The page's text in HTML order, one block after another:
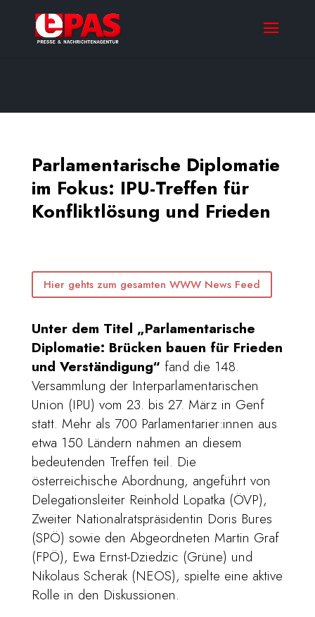
Parlamentarische Diplomatie
im Fokus: IPU-Treffen für
Konfliktlösung und Frieden
Hier gehts zum gesamten WWW News Feed
Unter dem Titel „Parlamentarische
Diplomatie: Brücken bauen für Frieden
und Verständigung“ fand die 148.
Versammlung der Interparlamentarischen
Union (IPU) vom 23. bis 27. März in Genf
statt. Mehr als 700 Parlamentarier:innen aus
etwa 150 Ländern nahmen an diesem
bedeutenden Treffen teil. Die
österreichische Abordnung, angeführt von
Delegationsleiter Reinhold Lopatka (ÖVP),
Zweiter Nationalratspräsidentin Doris Bures
(SPÖ) sowie den Abgeordneten Martin Graf
(FPÖ), Ewa Ernst-Dziedzic (Grüne) und
Nikolaus Scherak (NEOS), spielte eine aktive
Rolle in den Diskussionen.